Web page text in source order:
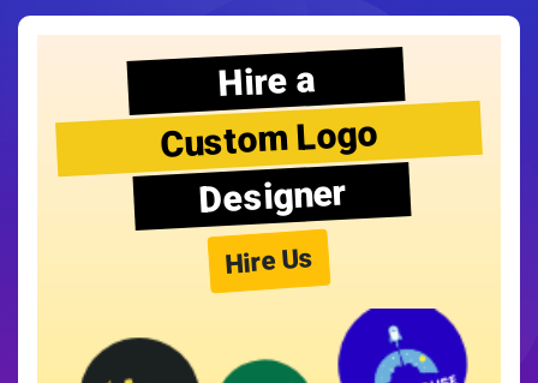
Hire a
Custom Logo
Designer
Hire Us